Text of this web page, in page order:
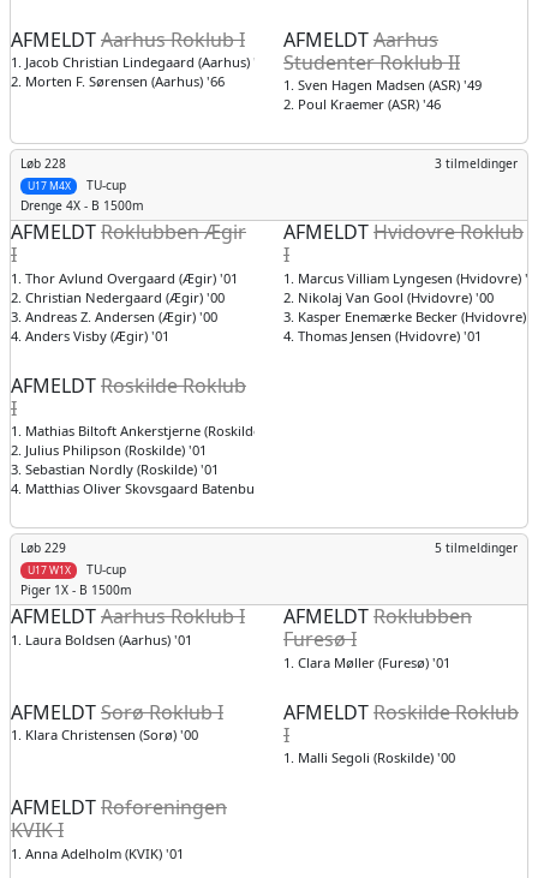
AFMELDTAarhus Roklub I
1. Jacob Christian Lindegaard (Aarhus) '59
2. Morten F. Sørensen (Aarhus) '66
AFMELDTAarhus
Studenter Roklub II
1. Sven Hagen Madsen (ASR) '49
2. Poul Kraemer (ASR) '46
Løb 228
TU-cup
3 tilmeldinger
U17 M4X
Drenge 4X - B 1500m
AFMELDTRoklubben Ægir
I
1. Thor Avlund Overgaard (Ægir) '01
2. Christian Nedergaard (Ægir) '00
3. Andreas Z. Andersen (Ægir) '00
4. Anders Visby (Ægir) '01
AFMELDTHvidovre Roklub
I
1. Marcus Villiam Lyngesen (Hvidovre)
2. Nikolaj Van Gool (Hvidovre) '00
3. Kasper Enemærke Becker (Hvidovre)
4. Thomas Jensen (Hvidovre) '01
AFMELDTRoskilde Roklub
I
1. Mathias Biltoft Ankerstjerne (Roskilde) '01
2. Julius Philipson (Roskilde) '01
3. Sebastian Nordly (Roskilde) '01
4. Matthias Oliver Skovsgaard Batenburg (Roskilde) '01
Løb 229
TU-cup
5 tilmeldinger
U17 W1X
Piger 1X - B 1500m
AFMELDTAarhus Roklub I
1. Laura Boldsen (Aarhus) '01
AFMELDTRoklubben
Furesø I
1. Clara Møller (Furesø) '01
AFMELDTSorø Roklub I
1. Klara Christensen (Sorø) '00
AFMELDTRoskilde Roklub
I
1. Malli Segoli (Roskilde) '00
AFMELDTRoforeningen
KVIK I
1. Anna Adelholm (KVIK) '01